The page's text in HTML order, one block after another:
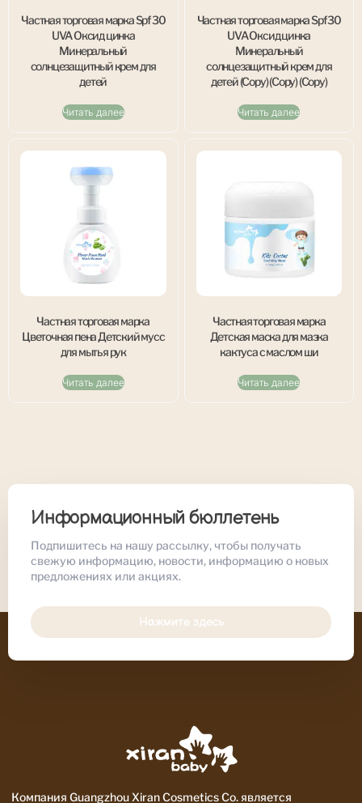
Частная торговая марка Spf 30
UVA Оксид цинка
Минеральный
солнцезащитный крем для
детей
Читать далее
Частная торговая марка Spf 30
UVA Оксид цинка
Минеральный
солнцезащитный крем для
детей (Copy) (Copy) (Copy)
Читать далее
Частная торговая марка
Цветочная пена Детский мусс
для мытья рук
Читать далее
Частная торговая марка
Детская маска для мазка
кактуса с маслом ши
Читать далее
Информационный бюллетень
Подпишитесь на нашу рассылку, чтобы получать
свежую информацию, новости, информацию о новых
предложениях или акциях.
Нажмите здесь
Компания Guangzhou Xiran Cosmetics Co. является